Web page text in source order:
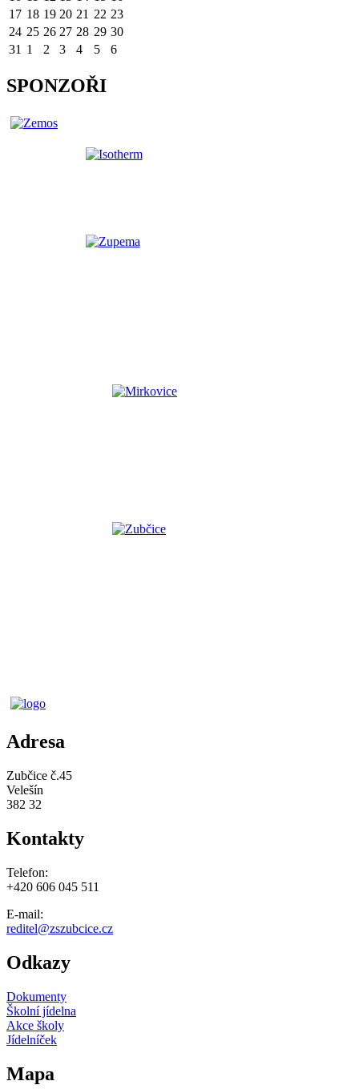
17 18 19 20 21 22 23
24 25 26 27 28 29 30
31 1 2 3 4 5 6
SPONZOŘI
Adresa
Zubčice č.45
Velešín
382 32
Kontakty
Telefon:
+420 606 045 511
E-mail:
reditel@zszubcice.cz
Odkazy
Dokumenty
Školní jídelna
Akce školy
Jídelníček
Mapa